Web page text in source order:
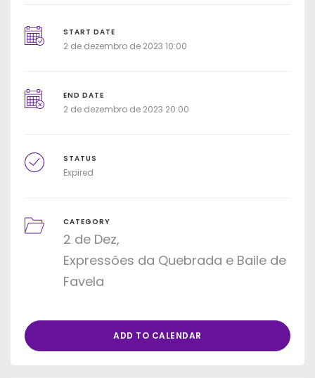
START DATE
2 de dezembro de 2023 10:00
END DATE
2 de dezembro de 2023 20:00
STATUS
Expired
CATEGORY
2 de Dez
Expressões da Quebrada e Baile de
Favela
ADD TO CALENDAR